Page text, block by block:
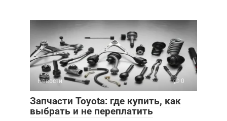
Новости 0
Запчасти Toyota: где купить, как
выбрать и не переплатить